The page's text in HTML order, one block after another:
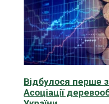
Відбулося перше
Асоціації